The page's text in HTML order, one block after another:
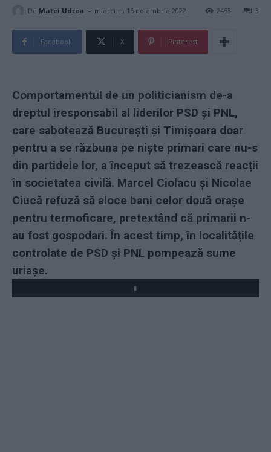
De Matei Udrea - miercuri, 16 noiembrie 2022 3
2453
Facebook X Pinterest
Comportamentul de un politicianism de-a
dreptul iresponsabil al liderilor PSD și PNL,
care sabotează București și Timișoara doar
pentru a se răzbuna pe niște primari care nu-s
din partidele lor, a început să trezească reacții
în societatea civilă. Marcel Ciolacu și Nicolae
Ciucă refuză să aloce bani celor două orașe
pentru termoficare, pretextând că primarii n-
au fost gospodari. În acest timp, în localitățile
controlate de PSD și PNL pompează sume
uriașe.
Play